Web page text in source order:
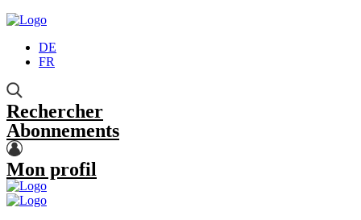
DE
FR
Rechercher
Abonnements
Mon profil